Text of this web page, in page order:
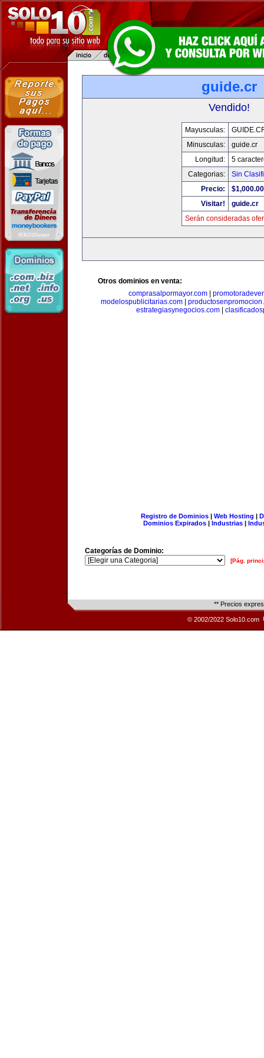
guide.cr
Vendido!
Mayusculas:
Minusculas:
guide.cr
Longitud:
5
Categorias:
Sin
Precio:
$1,000.00
Visitar!
guide.cr
Serán consideradas
Otros dominios en venta:
comprasalpormayor.com|
modelospublicitarias.com
estrategiasynegocios.com
Registro de Dominios| Web Hosting |
Dominios Expirados | Industrias |
Categorías de Dominio:
[Pág.
** Precios
© 2002/2022 Solo10.com